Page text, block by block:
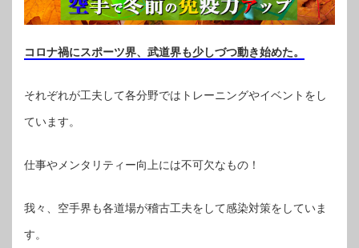
コロナ禍にスポーツ界、武道界も少しづつ動き始めた。
それぞれが工夫して各分野ではトレーニングやイベントをし
ています。
仕事やメンタリティー向上には不可欠なもの！
我々、空手界も各道場が稽古工夫をして感染対策をしていま
す。